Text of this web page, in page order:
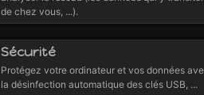
de chez vous, ...).
Sécurité
Protégez votre ordinateur et vos données
la désinfection automatique des clés USB, ...